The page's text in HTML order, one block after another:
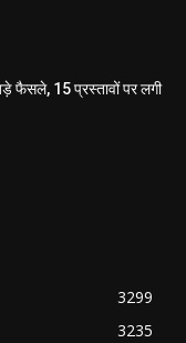
फैसले, 15 प्रस्तावों पर लगी
3299
3235